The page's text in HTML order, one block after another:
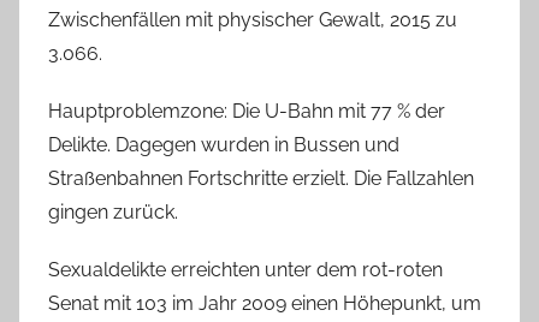
Zwischenfällen mit physischer Gewalt, 2015 zu
3.066.
Hauptproblemzone: Die U-Bahn mit 77 % der
Delikte. Dagegen wurden in Bussen und
Straßenbahnen Fortschritte erzielt. Die Fallzahlen
gingen zurück.
Sexualdelikte erreichten unter dem rot-roten
Senat mit 103 im Jahr 2009 einen Höhepunkt, um